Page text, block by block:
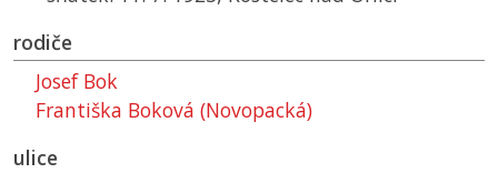
rodiče
Josef Bok
Františka Boková (Novopacká)
ulice